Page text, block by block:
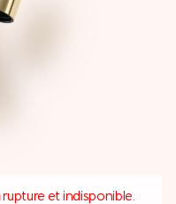
et indisponible.